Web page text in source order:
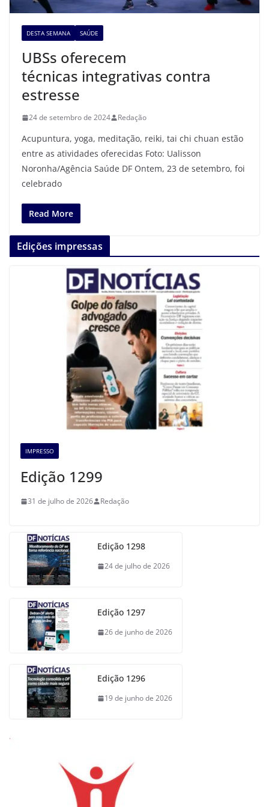
DESTA SEMANA SAÚDE
UBSs oferecem
técnicas integrativas contra
estresse
24 de setembro de 2024 Redação
Acupuntura, yoga, meditação, reiki, tai chi chuan estão
entre as atividades oferecidas Foto: Ualisson
Noronha/Agência Saúde DF Ontem, 23 de setembro, foi
celebrado
Read More
Edições impressas
IMPRESSO
Edição 1299
31 de julho de 2026 Redação
Edição 1298
24 de julho de 2026
Edição 1297
26 de junho de 2026
Edição 1296
19 de junho de 2026